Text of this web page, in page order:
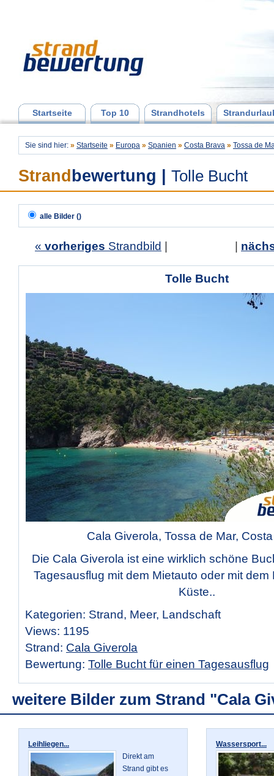
Startseite Top 10 Strandhotels
Sie sind hier: » Startseite » Europa » Spanien » Costa Brava » Tossa de
Strand bewertung Tolle Bucht
alle Bilder ()
« vorheriges Strandbild
Tolle Bucht
Cala Giverola, Tossa de Mar,
Die Cala Giverola ist eine wirklich schöne
Tagesausflug mit dem Mietauto oder mit
Küste..
Kategorien: Strand, Meer, Landschaft
Views: 1195
Strand: Cala Giverola
Bewertung: Tolle Bucht für einen Tagesausflug
weitere Bilder zum Strand "Cala
Leihliegen...
Direkt am
Strand gibt es
Wassersport...